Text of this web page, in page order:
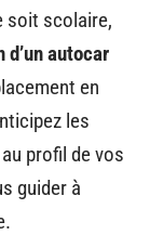
soit scolaire,
d’un autocar
en
les
profil de vos
guider à